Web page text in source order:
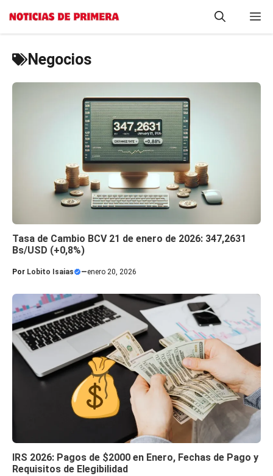
Saltar
Negocios
Tasa de Cambio BCV 21 de enero de 2026: 347,2631
Bs/USD (+0,8%)
Por Lobito Isaias —enero 20, 2026
IRS 2026: Pagos de $2000 en Enero, Fechas de Pago y
Requisitos de Elegibilidad